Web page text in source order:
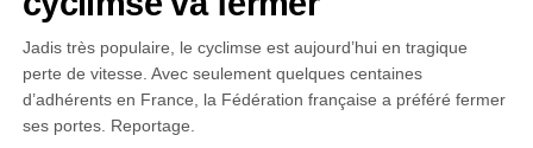
Jadis très populaire, le cyclimse est aujourd’hui en tragique
perte de vitesse. Avec seulement quelques centaines
d’adhérents en France, la Fédération française a préféré fermer
ses portes. Reportage.